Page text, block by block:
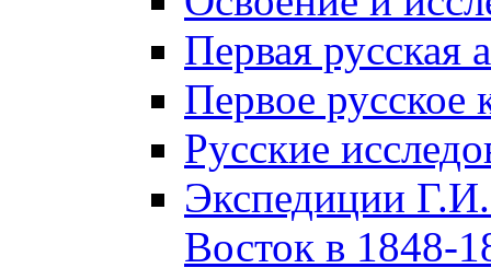
Первая русская
Первое русское
Русские
Экспедиции
Восток в 1848-